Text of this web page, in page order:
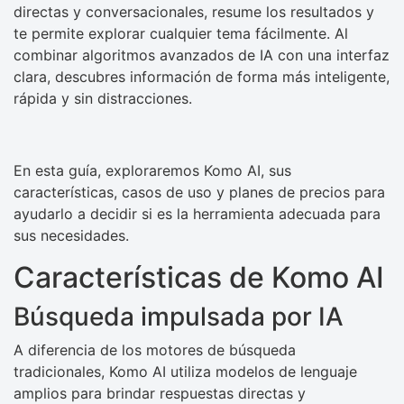
directas y conversacionales, resume los resultados y
te permite explorar cualquier tema fácilmente. Al
combinar algoritmos avanzados de IA con una interfaz
clara, descubres información de forma más inteligente,
rápida y sin distracciones.
En esta guía, exploraremos Komo AI, sus
características, casos de uso y planes de precios para
ayudarlo a decidir si es la herramienta adecuada para
sus necesidades.
Características de Komo AI
Búsqueda impulsada por IA
A diferencia de los motores de búsqueda
tradicionales, Komo AI utiliza modelos de lenguaje
amplios para brindar respuestas directas y